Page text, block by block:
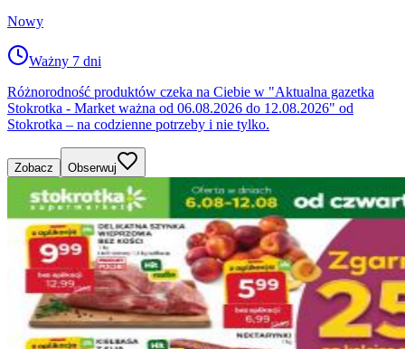
Nowy
Ważny 7 dni
Różnorodność produktów czeka na Ciebie w "Aktualna gazetka
Stokrotka - Market ważna od 06.08.2026 do 12.08.2026" od
Stokrotka – na codzienne potrzeby i nie tylko.
Zobacz Obserwuj